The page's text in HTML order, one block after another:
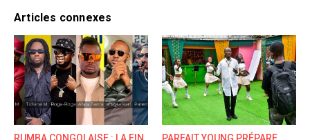
Articles connexes
RUMBA CONGOLAISE : LA FIN PARFAIT YOUNG PRÉPARE